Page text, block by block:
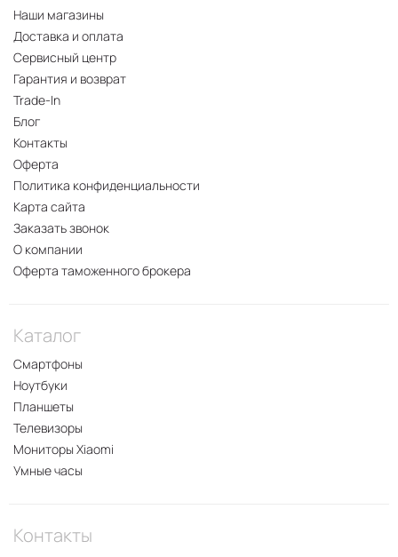
Наши магазины
Доставка и оплата
Сервисный центр
Гарантия и возврат
Trade-In
Блог
Контакты
Оферта
Политика конфиденциальности
Карта сайта
Заказать звонок
О компании
Оферта таможенного брокера
Каталог
Смартфоны
Ноутбуки
Планшеты
Телевизоры
Мониторы Xiaomi
Умные часы
Контакты